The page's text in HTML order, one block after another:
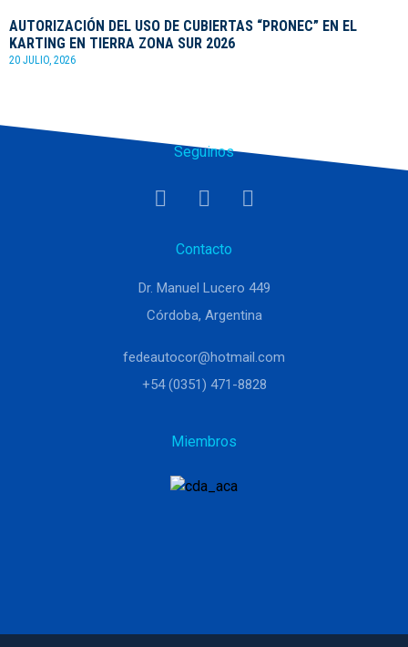
AUTORIZACIÓN DEL USO DE CUBIERTAS “PRONEC” EN EL
KARTING EN TIERRA ZONA SUR 2026
20 JULIO, 2026
Seguinos
Contacto
Dr. Manuel Lucero 449
Córdoba, Argentina
fedeautocor@hotmail.com
+54 (0351) 471-8828
Miembros